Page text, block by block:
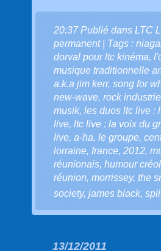
20:37 Publié dans LTC
permanent| Tags :
dorval pour ltc kinéma,
musique traditionnelle
a.k.a jim kerr, song for
new-wave, rock
musik, les duos ltc live :
live, ltc live : la voix du
live, a-ha, le groupe,
lorraine, france, 2012,
réunionais, humour
réunion, morrissey, the
society, james black,
13/12/2011